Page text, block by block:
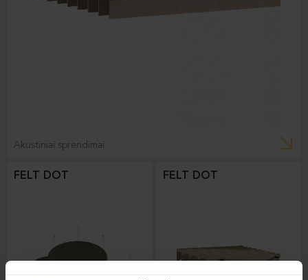
Akustiniai sprendimai
FELT DOT FELT DOT